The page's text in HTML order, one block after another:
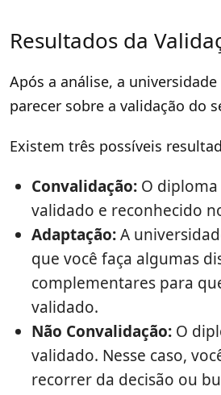
Resultados da
Após a análise, a
parecer sobre a validação do
Existem três possíveis
Convalidação: O
validado e reconhecido
Adaptação:A
que você faça algumas
complementares para
validado.
Não Convalidação: O
validado. Nesse caso,
recorrer da decisão ou